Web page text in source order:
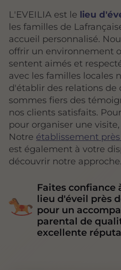
L'EVEILIA est le lieu
les familles de
accueil personnalisé.
offrir un environnement
sentent aimés et
avec les familles locales
d'établir des relations de
sommes fiers des
nos clients satisfaits.
pour organiser une
Notre établissement
est également à votre
découvrir notre approche.
Faites confiance
lieu d'éveil près
pour un
parental de
excellente